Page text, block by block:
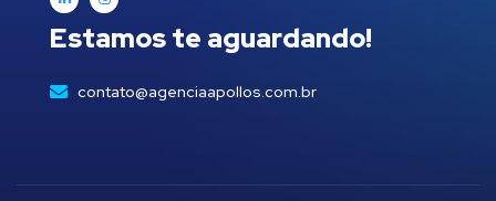
Estamos te aguardando!
contato@agenciaapollos.com.br